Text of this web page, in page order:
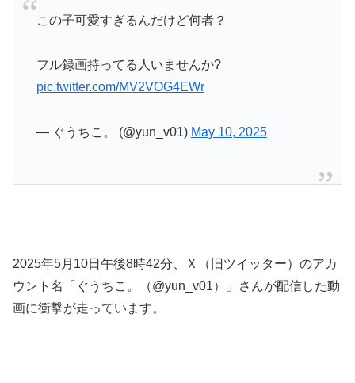
この子可愛すぎるんだけど何者？
フル録画持ってる人いませんか?
pic.twitter.com/MV2VOG4EWr
— ぐうちこ。 (@yun_v01) May 10, 2025
2025年5月10日午後8時42分、Ｘ（旧ツイッター）のアカ
ウント名「ぐうちこ。（@yun_v01）」さんが配信した動
画に衝撃が走っています。